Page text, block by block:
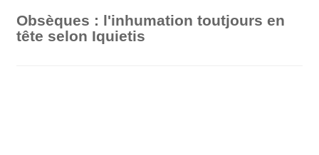
Obsèques : l'inhumation toutjours en
tête selon Iquietis